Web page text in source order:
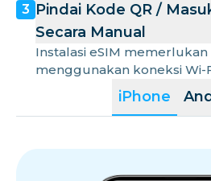
iPhone
3 Pindai Kode QR /
Secara Manual
Instalasi eSIM
menggunakan koneksi Wi-